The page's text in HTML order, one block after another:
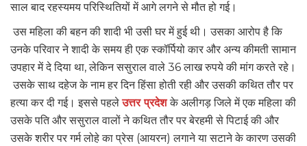
साल बाद रहस्यमय परिस्थितियों में आगे लगने से मौत हो गई।
उस महिला की बहन की शादी भी उसी घर में हुई थी। उसका आरोप है कि
उनके परिवार ने शादी के समय ही एक स्कॉर्पियो कार और अन्य कीमती सामान
उपहार में दे दिया था, लेकिन ससुराल वाले 36 लाख रुपये की मांग करते रहे।
उसके साथ दहेज के नाम हर दिन हिंसा होती रही और उसकी कथित तौर पर
हत्या कर दी गई। इससे पहलेउत्तर प्रदेशके अलीगड़ जिले में एक महिला की
उसके पति और ससुराल वालों ने कथित तौर पर बेरहमी से पिटाई की और
उसके शरीर पर गर्म लोहे का प्रेस (आयरन) लगाने या सटाने के कारण उसकी